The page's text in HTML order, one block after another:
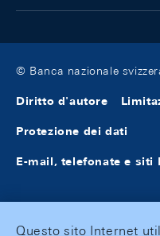
© Banca nazionale
Diritto d'autore
Protezione dei dati
E-mail, telefonate e
Questo sito Internet